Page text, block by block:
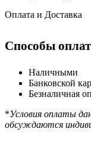
Оплата и Доставка
Способы
Наличными
Банковской
Безналичная
*Условия оплаты
обсуждаются